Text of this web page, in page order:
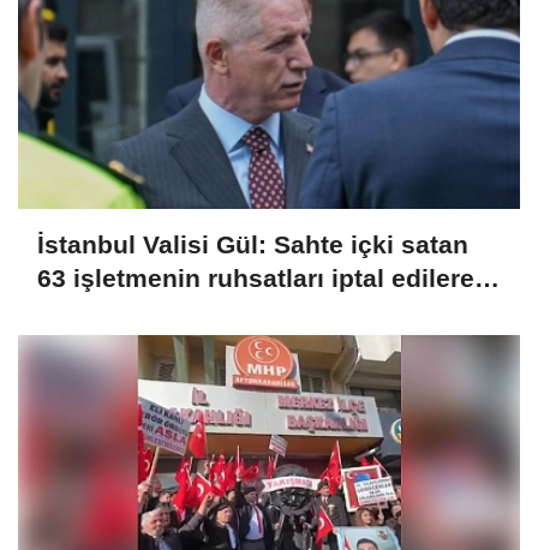
İstanbul Valisi Gül: Sahte içki satan
63 işletmenin ruhsatları iptal edilerek